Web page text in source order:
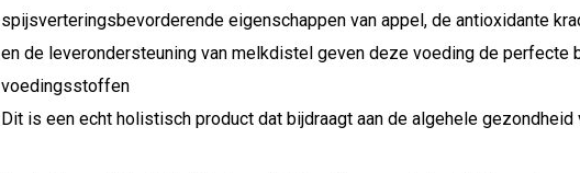
spijsverteringsbevorderende eigenschappen van appel, de antioxidante
en de leverondersteuning van melkdistel geven deze voeding de perfecte
voedingsstoffen
Dit is een echt holistisch product dat bijdraagt aan de algehele gezondheid